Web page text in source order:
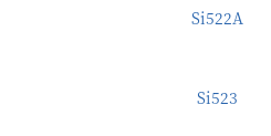
Si522A
Si523